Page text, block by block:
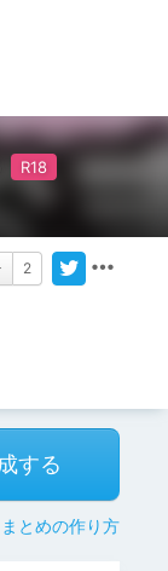
2
する
まとめの作り方